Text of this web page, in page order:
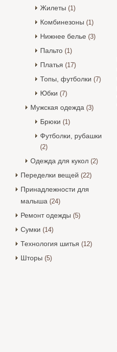
Жилеты (1)
Комбинезоны (1)
Нижнее белье (3)
Пальто (1)
Платья (17)
Топы, футболки (7)
Юбки (7)
Мужская одежда (3)
Брюки (1)
Футболки, рубашки
(2)
Одежда для кукол (2)
Переделки вещей (22)
Принадлежности для
малыша (24)
Ремонт одежды (5)
Сумки (14)
Технология шитья (12)
Шторы (5)